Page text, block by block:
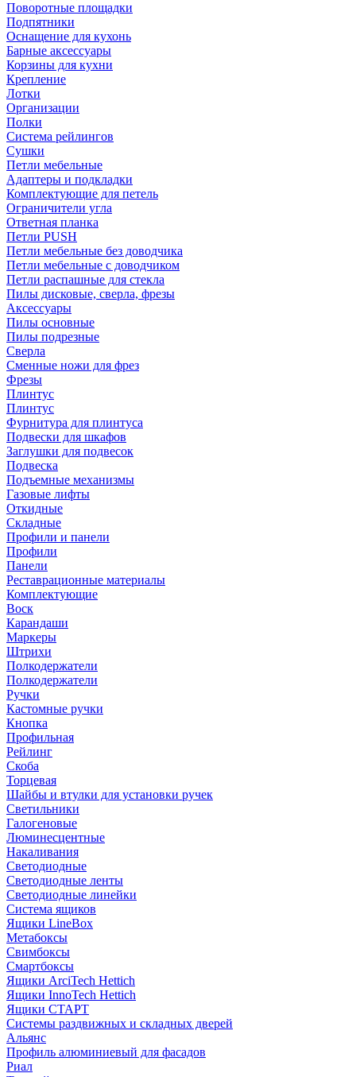
Поворотные площадки
Подпятники
Оснащение для кухонь
Барные аксессуары
Корзины для кухни
Крепление
Лотки
Организации
Полки
Система рейлингов
Сушки
Петли мебельные
Адаптеры и подкладки
Комплектующие для петель
Ограничители угла
Ответная планка
Петли PUSH
Петли мебельные без доводчика
Петли мебельные с доводчиком
Петли распашные для стекла
Пилы дисковые, сверла, фрезы
Аксессуары
Пилы основные
Пилы подрезные
Сверла
Сменные ножи для фрез
Фрезы
Плинтус
Плинтус
Фурнитура для плинтуса
Подвески для шкафов
Заглушки для подвесок
Подвеска
Подъемные механизмы
Газовые лифты
Откидные
Складные
Профили и панели
Профили
Панели
Реставрационные материалы
Комплектующие
Воск
Карандаши
Маркеры
Штрихи
Полкодержатели
Полкодержатели
Ручки
Кастомные ручки
Кнопка
Профильная
Рейлинг
Скоба
Торцевая
Шайбы и втулки для установки ручек
Светильники
Галогеновые
Люминесцентные
Накаливания
Светодиодные
Светодиодные ленты
Светодиодные линейки
Система ящиков
Ящики LineBox
Метабоксы
Свимбоксы
Смартбоксы
Ящики ArciTech Hettich
Ящики InnoTech Hettich
Ящики СТАРТ
Системы раздвижных и складных дверей
Альянс
Профиль алюминиевый для фасадов
Риал